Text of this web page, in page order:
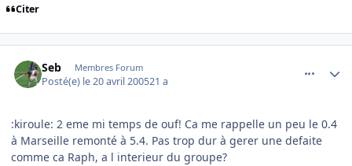
Citer
Seb Membres Forum
Posté(e) le 20 avril 200521 a
:kiroule: 2 eme mi temps de ouf! Ca me rappelle un peu le 0.4
à Marseille remonté à 5.4. Pas trop dur à gerer une defaite
comme ca Raph, a l interieur du groupe?